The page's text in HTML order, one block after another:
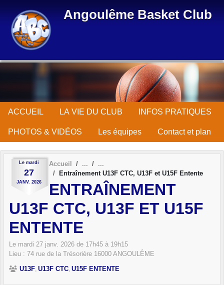
Angoulême Basket Club
ACCUEIL LA VIE DU CLUB INFOS PRATIQUES
PHOTOS & VIDÉOS Les équipes Contact et plan
Le mardi
27
JANV. 2026
Accueil
Entraînement U13F CTC, U13F et U15F Entente
ENTRAÎNEMENT
U13F CTC, U13F ET U15F
ENTENTE
Le mardi 27 janv. 2026 de 17h45 à 19h15
Lieu : 74 rue de la Trésorière 16000 ANGOULÊME
U13F U13F CTC U15F ENTENTE